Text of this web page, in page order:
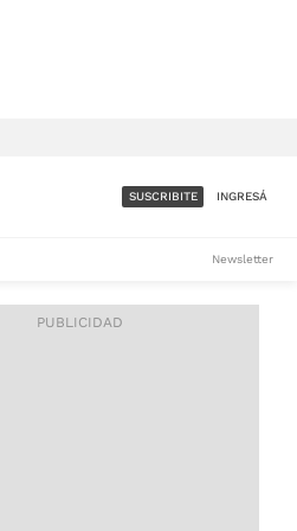
ACCESO FULL - $1.800/MES
SUSCRIBITE INGRESÁ
Newsletter